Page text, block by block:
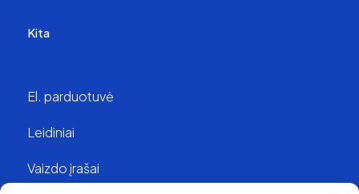
Kita
El. parduotuvė
Leidiniai
Vaizdo įrašai